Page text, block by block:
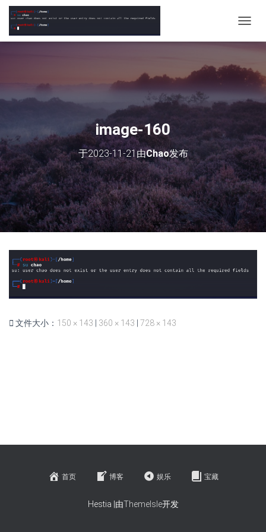
换
image-160
于2023-11-21 由Chao发布
文件大小： 150 × 143 360 × 143 728 × 143
首页 博客 娱乐 宝藏
Hestia |由ThemeIsle开发